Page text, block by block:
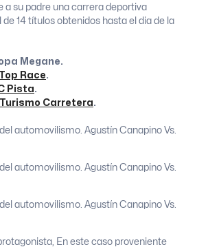
a su padre una carrera deportiva
14 títulos obtenidos hasta el dia de la
Megane.
Top Race.
Pista.
Turismo Carretera.
En este caso proveniente